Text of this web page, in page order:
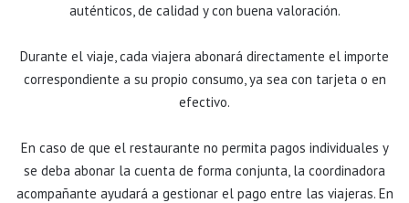
auténticos, de calidad y con buena valoración.
Durante el viaje, cada viajera abonará directamente el importe
correspondiente a su propio consumo, ya sea con tarjeta o en
efectivo.
En caso de que el restaurante no permita pagos individuales y
se deba abonar la cuenta de forma conjunta, la coordinadora
acompañante ayudará a gestionar el pago entre las viajeras. En